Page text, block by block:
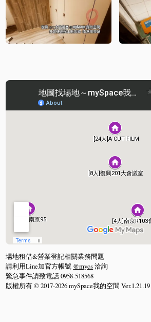
場地租借&營業登記相關業務問題
請利用Line加官方帳號 @mycs洽詢
緊急事件請致電話 0958-518568
版權所有 © 2017-2026 mySpace我的空間 Ver.1.21.19